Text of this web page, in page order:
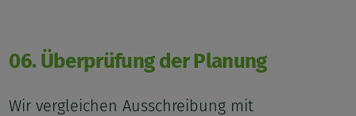
06. Überprüfung der Planung
Wir vergleichen Ausschreibung mit